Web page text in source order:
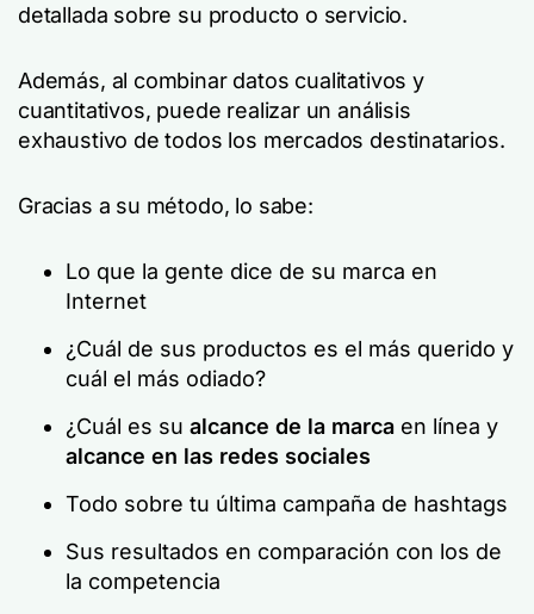
detallada sobre su producto o servicio.
Además, al combinar datos cualitativos y
cuantitativos, puede realizar un análisis
exhaustivo de todos los mercados destinatarios.
Gracias a su método, lo sabe:
Lo que la gente dice de su marca en
Internet
¿Cuál de sus productos es el más querido y
cuál el más odiado?
¿Cuál es su alcance de la marca en línea y
alcance en las redes sociales
Todo sobre tu última campaña de hashtags
Sus resultados en comparación con los de
la competencia